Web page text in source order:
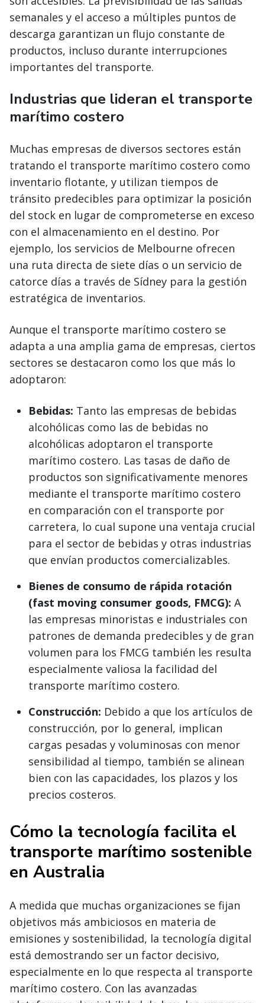
semanales y el acceso a múltiples puntos de
descarga garantizan un flujo constante de
productos, incluso durante interrupciones
importantes del transporte.
Industrias que lideran el transporte
marítimo costero
Muchas empresas de diversos sectores están
tratando el transporte marítimo costero como
inventario flotante, y utilizan tiempos de
tránsito predecibles para optimizar la posición
del stock en lugar de comprometerse en exceso
con el almacenamiento en el destino. Por
ejemplo, los servicios de Melbourne ofrecen
una ruta directa de siete días o un servicio de
catorce días a través de Sídney para la gestión
estratégica de inventarios.
Aunque el transporte marítimo costero se
adapta a una amplia gama de empresas, ciertos
sectores se destacaron como los que más lo
adoptaron:
Bebidas: Tanto las empresas de bebidas
alcohólicas como las de bebidas no
alcohólicas adoptaron el transporte
marítimo costero. Las tasas de daño de
productos son significativamente menores
mediante el transporte marítimo costero
en comparación con el transporte por
carretera, lo cual supone una ventaja crucial
para el sector de bebidas y otras industrias
que envían productos comercializables.
Bienes de consumo de rápida rotación
(fast moving consumer goods, FMCG): A
las empresas minoristas e industriales con
patrones de demanda predecibles y de gran
volumen para los FMCG también les resulta
especialmente valiosa la facilidad del
transporte marítimo costero.
Construcción: Debido a que los artículos de
construcción, por lo general, implican
cargas pesadas y voluminosas con menor
sensibilidad al tiempo, también se alinean
bien con las capacidades, los plazos y los
precios costeros.
Cómo la tecnología facilita el
transporte marítimo sostenible
en Australia
A medida que muchas organizaciones se fijan
objetivos más ambiciosos en materia de
emisiones y sostenibilidad, la tecnología digital
está demostrando ser un factor decisivo,
especialmente en lo que respecta al transporte
marítimo costero. Con las avanzadas